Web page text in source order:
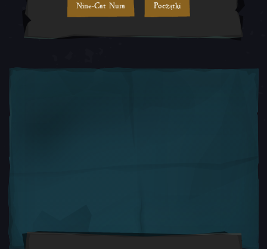
Nine-Cat Nura Początki